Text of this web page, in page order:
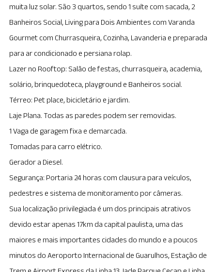
muita luz solar. São 3 quartos, sendo 1 suíte com sacada, 2
Banheiros Social, Living para Dois Ambientes com Varanda
Gourmet com Churrasqueira, Cozinha, Lavanderia e preparada
para ar condicionado e persiana rolap.
Lazer no Rooftop: Salão de festas, churrasqueira, academia,
solário, brinquedoteca, playground e Banheiros social.
Térreo: Pet place, bicicletário e jardim.
Laje Plana. Todas as paredes podem ser removidas.
1 Vaga de garagem fixa e demarcada.
Tomadas para carro elétrico.
Gerador a Diesel.
Segurança: Portaria 24 horas com clausura para veículos,
pedestres e sistema de monitoramento por câmeras.
Sua localização privilegiada é um dos principais atrativos
devido estar apenas 17km da capital paulista, uma das
maiores e mais importantes cidades do mundo e a poucos
minutos do Aeroporto Internacional de Guarulhos, Estação de